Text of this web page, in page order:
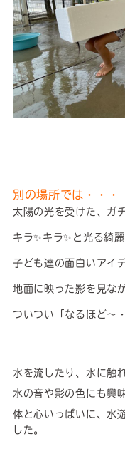
別の場所では・・・
太陽の光を受けた、ガ
キラ✨キラ✨と光る綺
子ども達の面白いアイ
地面に映った影を見な
ついつい「なるほど～
水を流したり、水に触
水の音や影の色にも興
体と心いっぱいに、水
した。